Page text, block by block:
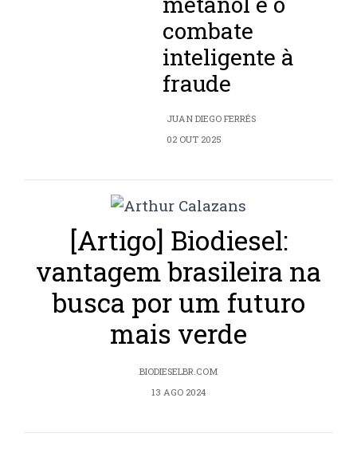
combate
inteligente à
fraude
JUAN DIEGO FERRÉS
02 OUT 2025
[Artigo] Biodiesel:
vantagem brasileira na
busca por um futuro
mais verde
BIODIESELBR.COM
13 AGO 2024